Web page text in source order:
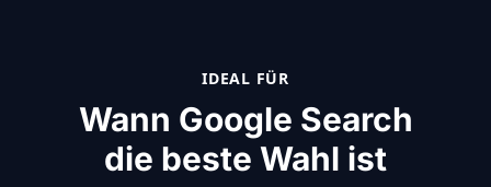
IDEAL FÜR
Wann Google Search
die beste Wahl ist